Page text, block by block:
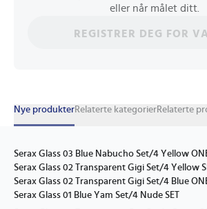
eller når målet ditt.
REGISTRER DEG FOR
Nye produkterRelaterte kategorierRelaterte
Serax Glass 03 Blue Nabucho Set/4 Yellow
Serax Glass 02 Transparent Gigi Set/4 Yellow
Serax Glass 02 Transparent Gigi Set/4 Blue
Serax Glass 01 Blue Yam Set/4 Nude SET